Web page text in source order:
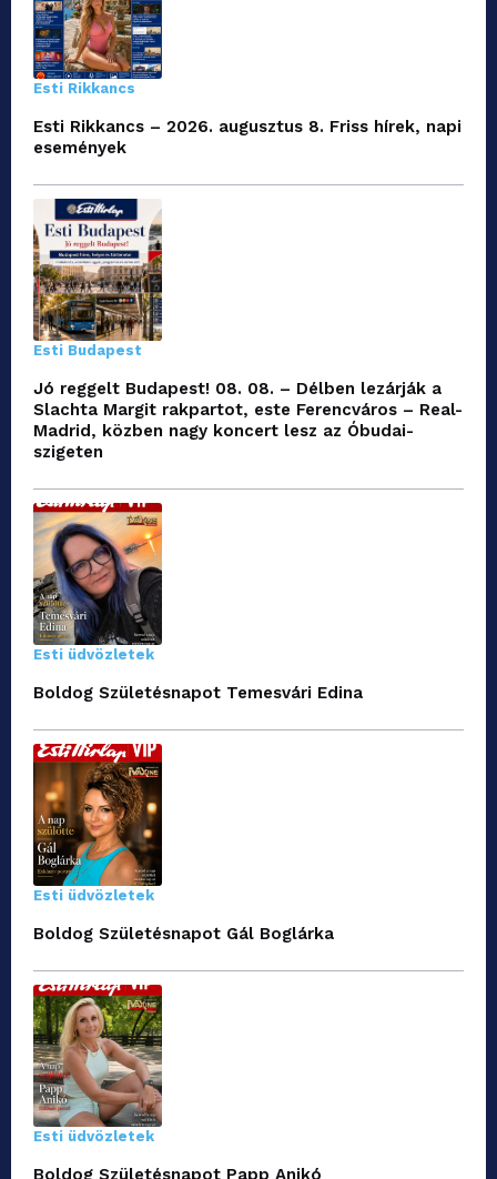
Esti Rikkancs
Esti Rikkancs – 2026. augusztus 8. Friss hírek, napi
események
Esti Budapest
Jó reggelt Budapest! 08. 08. – Délben lezárják a
Slachta Margit rakpartot, este Ferencváros – Real-
Madrid, közben nagy koncert lesz az Óbudai-
szigeten
Esti üdvözletek
Boldog Születésnapot Temesvári Edina
Esti üdvözletek
Boldog Születésnapot Gál Boglárka
Esti üdvözletek
Boldog Születésnapot Papp Anikó